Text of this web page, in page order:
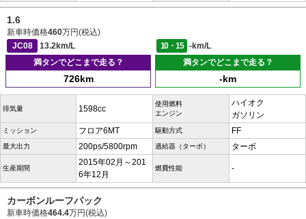
1.6
新車時価格460万円(税込)
JC08
13.2km/L 10・15
-km/L
満タンでどこまで走る？
726km
満タンでどこまで走る？
-km
排気量 1598cc
使用燃料
エンジン
ハイオク
ガソリン
ミッション フロア6MT 駆動方式 FF
最大出力 200ps/5800rpm 過給器（ターボ） ターボ
生産期間
2015年02月～201
6年12月
燃費性能 -
カーボンルーフパック
新車時価格464.4万円(税込)